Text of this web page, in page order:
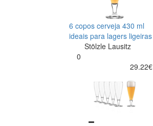
6 copos cerveja 430 ml
ideais para lagers ligeiras
Stölzle Lausitz
0
29.22€